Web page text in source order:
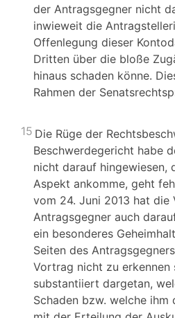
der Antragsgegner nicht
inwieweit die
Offenlegung dieser
Dritten über die bloße
hinaus schaden könne.
Rahmen der
15 Die Rüge der
Beschwerdegericht habe
nicht darauf hingewiesen,
Aspekt ankomme, geht
vom 24. Juni 2013 hat die
Antragsgegner auch
ein besonderes
Seiten des
Vortrag nicht zu erkennen
substantiiert dargetan,
Schaden bzw. welche ihm